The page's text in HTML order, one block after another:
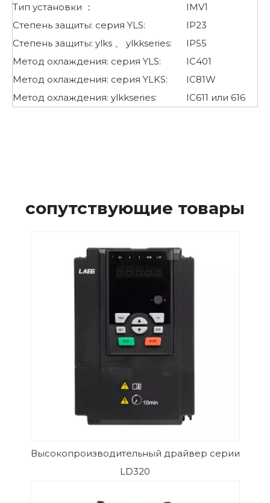
Тип установки ：
IMV1
Степень защиты: серия YLS:
Степень защиты: ylks 、 ylkkseries:
IP23
IP55
Метод охлаждения: серия YLS:
Метод охлаждения: серия YLKS:
Метод охлаждения: ylkkseries:
IC401
IC81W
IC611 или 616
сопутствующие товары
Высокопроизводительный драйвер серии
LD320